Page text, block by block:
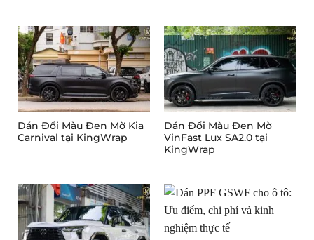
Dán Đổi Màu Đen Mờ Kia
Carnival tại KingWrap
Dán Đổi Màu Đen Mờ
VinFast Lux SA2.0 tại
KingWrap